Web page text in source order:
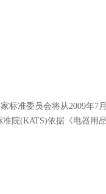
标准委员会将从2009年
院(KATS)依据《电器用